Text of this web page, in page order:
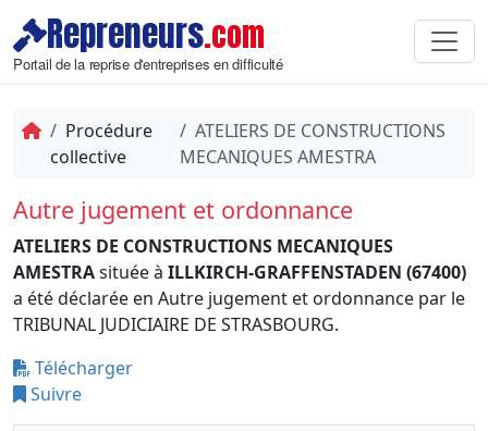
Repreneurs.com
Portail de la reprise d'entreprises en difficulté
Procédure
collective
ATELIERS DE CONSTRUCTIONS
MECANIQUES AMESTRA
Autre jugement et ordonnance
ATELIERS DE CONSTRUCTIONS MECANIQUES
AMESTRAsituée à ILLKIRCH-GRAFFENSTADEN (67400)
a été déclarée en Autre jugement et ordonnance par le
TRIBUNAL JUDICIAIRE DE STRASBOURG.
Télécharger
Suivre